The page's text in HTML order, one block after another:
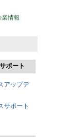
業情報
ポート
アップデ
サポート